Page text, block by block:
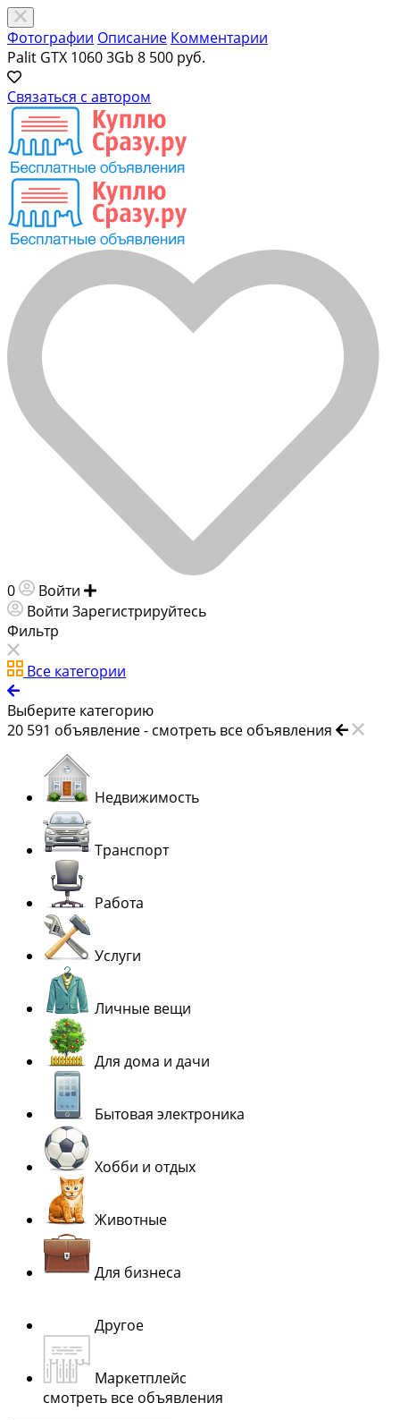
Фотографии Описание Комментарии
Palit GTX 1060 3Gb 8 500 руб.
Связаться с автором
0 Войти
Войти Зарегистрируйтесь
Фильтр
Все категории
Выберите категорию
20 591 объявление - смотреть все объявления
Недвижимость
Транспорт
Работа
Услуги
Личные вещи
Для дома и дачи
Бытовая электроника
Хобби и отдых
Животные
Для бизнеса
Другое
Маркетплейс
смотреть все объявления